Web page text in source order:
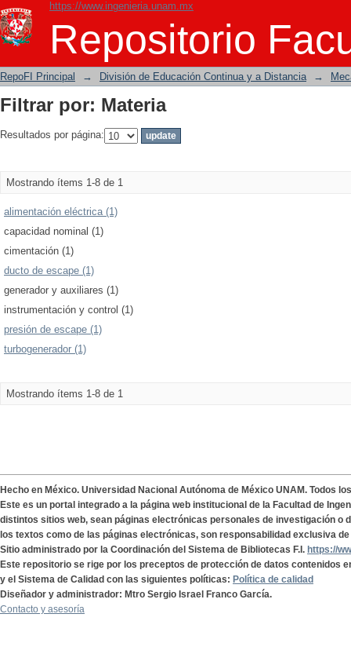
https://www.ingenieria.unam.mx
Repositorio
Filtrar por: Materia
RepoFI Principal → División de Educación Continua y a Distancia →
Filtrar por: Materia
Resultados por página:
Mostrando ítems 1-8 de 1
alimentación eléctrica (1)
capacidad nominal (1)
cimentación (1)
ducto de escape (1)
generador y auxiliares (1)
instrumentación y control (1)
presión de escape (1)
turbogenerador (1)
Mostrando ítems 1-8 de 1
Hecho en México. Universidad Nacional Autónoma de México UNAM. Todos
Este es un portal integrado a la página web institucional de la Facultad de
distintos sitios web, sean páginas electrónicas personales de investigación o
los textos como de las páginas electrónicas, son responsabilidad exclusiva
Sitio administrado por la Coordinación del Sistema de Bibliotecas F.I. https://
Este repositorio se rige por los preceptos de protección de datos contenidos
y el Sistema de Calidad con las siguientes políticas: Política de calidad
Diseñador y administrador: Mtro Sergio Israel Franco García.
Contacto y asesoría